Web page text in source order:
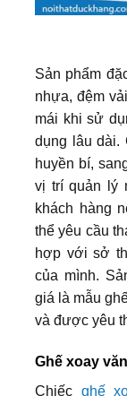
Sản phẩm
nhựa, đệm
mái khi sử
dụng lâu dài.
huyền bí,
vị trí quản lý
khách hàng
thể yêu cầu
hợp với sở
của mình.
giá là mẫu
và được yêu
Ghế xoay
Chiếc ghế